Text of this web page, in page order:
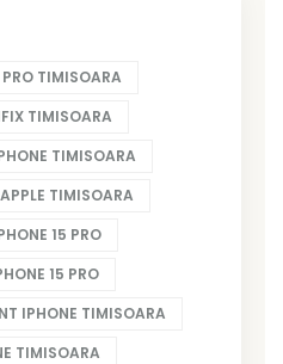
TIMISOARA
TIMISOARA
TIMISOARA
TIMISOARA
15 PRO
15 PRO
IPHONE TIMISOARA
TIMISOARA